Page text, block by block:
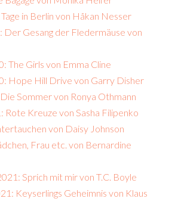
in Berlin von Håkan Nesser
Der Gesang der Fledermäuse von
The Girls von Emma Cline
Hope Hill Drive von Garry Disher
Sommer von Ronya Othmann
Rote Kreuze von Sasha Filipenko
von Daisy Johnson
Frau etc. von Bernardine
Sprich mit mir von T.C. Boyle
Keyserlings Geheimnis von Klaus